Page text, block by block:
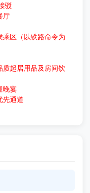
驳
厅
区（以铁路命令为
起居用品及房间饮
晚宴
先通道